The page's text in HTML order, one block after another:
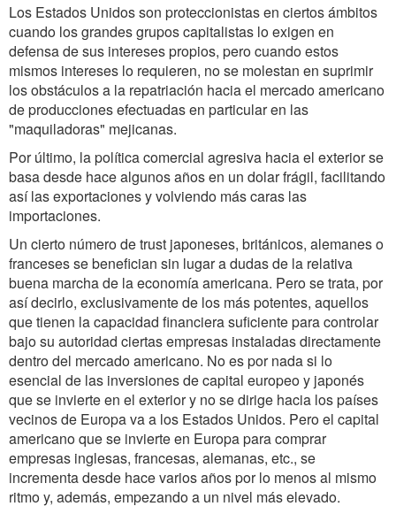
Los Estados Unidos son proteccionistas en ciertos ámbitos
cuando los grandes grupos capitalistas lo exigen en
defensa de sus intereses propios, pero cuando estos
mismos intereses lo requieren, no se molestan en suprimir
los obstáculos a la repatriación hacia el mercado americano
de producciones efectuadas en particular en las
"maquiladoras" mejicanas.
Por último, la política comercial agresiva hacia el exterior se
basa desde hace algunos años en un dolar frágil, facilitando
así las exportaciones y volviendo más caras las
importaciones.
Un cierto número de trust japoneses, británicos, alemanes o
franceses se benefician sin lugar a dudas de la relativa
buena marcha de la economía americana. Pero se trata, por
así decirlo, exclusivamente de los más potentes, aquellos
que tienen la capacidad financiera suficiente para controlar
bajo su autoridad ciertas empresas instaladas directamente
dentro del mercado americano. No es por nada si lo
esencial de las inversiones de capital europeo y japonés
que se invierte en el exterior y no se dirige hacia los países
vecinos de Europa va a los Estados Unidos. Pero el capital
americano que se invierte en Europa para comprar
empresas inglesas, francesas, alemanas, etc., se
incrementa desde hace varios años por lo menos al mismo
ritmo y, además, empezando a un nivel más elevado.